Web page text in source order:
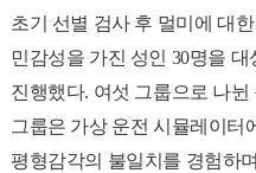
초기 선별 검사 후 멀미에 대
민감성을 가진 성인 30명을
진행했다. 여섯 그룹으로 나뉜
그룹은 가상 운전 시뮬레이터
평형감각의 불일치를 경험하